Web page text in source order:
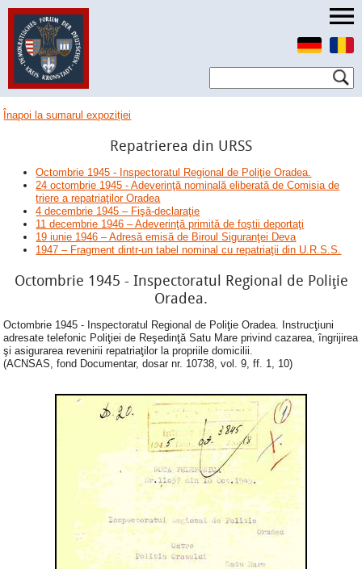
Înapoi la sumarul expoziției
Repatrierea din URSS
Octombrie 1945 - Inspectoratul Regional de Poliţie Oradea.
24 octombrie 1945 - Adeverinţă nominală eliberată de Comisia de
triere a repatriaţilor Oradea
4 decembrie 1945 – Fişă-declaraţie
11 decembrie 1946 – Adeverinţă primită de foştii deportaţi
19 iunie 1946 – Adresă emisă de Biroul Siguranţei Deva
1947 – Fragment dintr-un tabel nominal cu repatriaţii din U.R.S.S.
Octombrie 1945 - Inspectoratul Regional de Poliţie
Oradea.
Octombrie 1945 - Inspectoratul Regional de Poliţie Oradea. Instrucţiuni
adresate telefonic Poliţiei de Reşedinţă Satu Mare privind cazarea, îngrijirea
şi asigurarea revenirii repatriaţilor la propriile domicilii.
(ACNSAS, fond Documentar, dosar nr. 10738, vol. 9, ff. 1, 10)